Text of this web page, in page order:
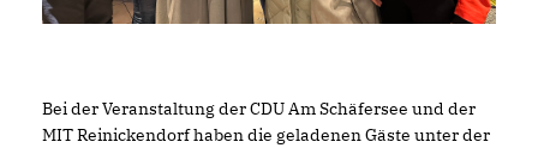
Bei der Veranstaltung der CDU Am Schäfersee und der
MIT Reinickendorf haben die geladenen Gäste unter der